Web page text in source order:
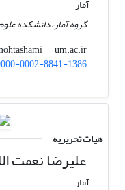
آمار
گروه آمار، دانشکده
grmohtashami
um.ac.ir
0002-8841-1386
هیات تحریریه
علیرضا نعمت
آمار